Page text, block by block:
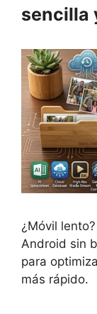
sencilla
¿Móvil
Android sin
para
más rápido.